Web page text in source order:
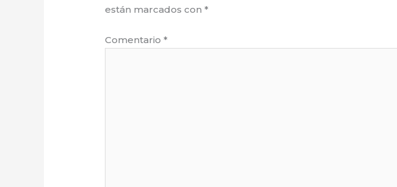
están marcados con*
Comentario*